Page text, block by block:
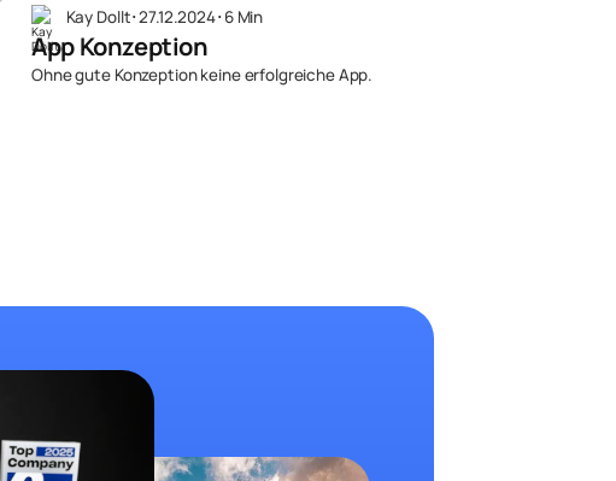
Kay Dollt･27.12.2024･6 Min
App Konzeption
Ohne gute Konzeption keine erfolgreiche App.